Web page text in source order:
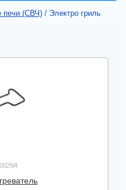
печи (СВЧ) / Электро гриль